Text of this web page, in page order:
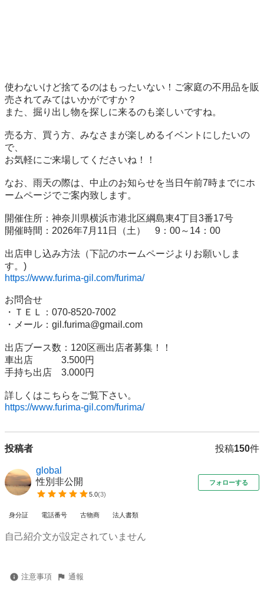
使わないけど捨てるのはもったいない！ご家庭の不用品を販
売されてみてはいかがですか？
また、掘り出し物を探しに来るのも楽しいですね。
売る方、買う方、みなさまが楽しめるイベントにしたいの
で、
お気軽にご来場してくださいね！！
なお、雨天の際は、中止のお知らせを当日午前7時までにホ
ームページでご案内致します。
開催住所：神奈川県横浜市港北区綱島東4丁目3番17号
開催時間：2026年7月11日（土）　9：00～14：00
出店申し込み方法（下記のホームページよりお願いしま
https://www.furima-gil.com/furima/
お問合せ
・ＴＥＬ：070-8520-7002
・メール：gil.furima@gmail.com
出店ブース数：120区画出店者募集！！
車出店　　　3.500円
手持ち出店　3.000円
https://www.furima-gil.com/furima/
投稿者 投稿150件
global
性別非公開
5.0(3)
フォローする
身分証 電話番号 古物商 法人書類
自己紹介文が設定されていません
注意事項 通報